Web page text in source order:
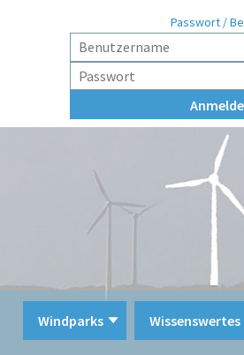
Passwort /
Windparks Wissenswertes